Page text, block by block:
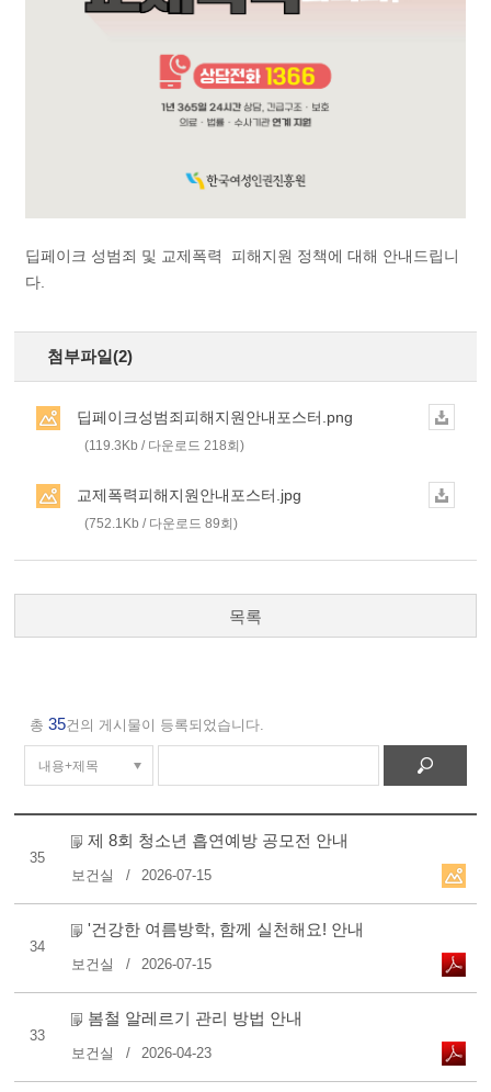
딥페이크 성범죄 및 교제폭력 피해지원 정책에 대해 안내드립니
다.
첨부파일(2)
딥페이크성범죄피해지원안내포스터.png
(119.3Kb / 다운로드 218회)
교제폭력피해지원안내포스터.jpg
(752.1Kb / 다운로드 89회)
목록
총35건의 게시물이 등록되었습니다.
35
제 8회 청소년 흡연예방 공모전 안내
보건실 2026-07-15
34
'건강한 여름방학, 함께 실천해요! 안내
보건실 2026-07-15
33
봄철 알레르기 관리 방법 안내
보건실 2026-04-23